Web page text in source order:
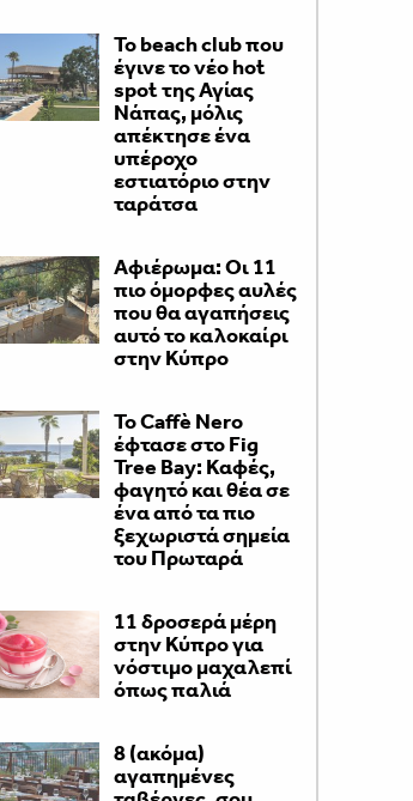
Το beach club που
έγινε το νέο hot
spot της Αγίας
Νάπας, μόλις
απέκτησε ένα
υπέροχο
εστιατόριο στην
ταράτσα
Αφιέρωμα: Οι 11
πιο όμορφες αυλές
που θα αγαπήσεις
αυτό το καλοκαίρι
στην Κύπρο
Το Caffè Nero
έφτασε στο Fig
Tree Bay: Καφές,
φαγητό και θέα σε
ένα από τα πιο
ξεχωριστά σημεία
του Πρωταρά
11 δροσερά μέρη
στην Κύπρο για
νόστιμο μαχαλεπί
όπως παλιά
8 (ακόμα)
αγαπημένες